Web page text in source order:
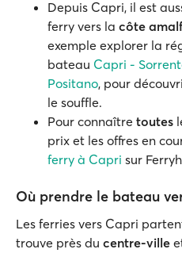
Depuis Capri, il est
ferry vers la côte
exemple explorer la
bateau Capri -
Positano, pour
le souffle.
Pour connaître toutes
prix et les offres en
ferry à Capri sur
Où prendre le bateau
Les ferries vers Capri
trouve près du centre-ville